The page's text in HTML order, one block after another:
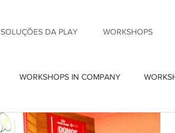
SOLUÇÕES DA PLAY WORKSHOPS
WORKSHOPS IN COMPANY